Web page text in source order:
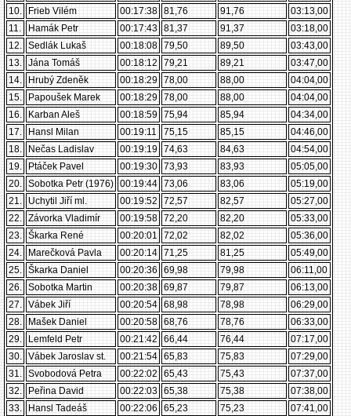
10.
Frieb Vilém 00:17:38 81,76 91,76
03:13,00
11.
Hamák Petr 00:17:43 81,37 91,37
03:18,00
12. Sedlák Lukaš 00:18:08 79,50 89,50
03:43,00
13. Jána Tomáš 00:18:12 79,21 89,21
03:47,00
14.
Hrubý Zdeněk 00:18:29 78,00 88,00
04:04,00
15.
Papoušek Marek 00:18:29 78,00 88,00
04:04,00
16.
Karban Aleš 00:18:59 75,94 85,94
04:34,00
17.
Hansl Milan 00:19:11 75,15 85,15
04:46,00
18.
Nečas Ladislav 00:19:19 74,63 84,63
04:54,00
19.
Ptáček Pavel 00:19:30 73,93 83,93
05:05,00
20. Sobotka Petr (1976) 00:19:44 73,06 83,06
05:19,00
21. Uchytil Jiří ml. 00:19:52 72,57 82,57
05:27,00
22. Závorka Vladimír 00:19:58 72,20 82,20
05:33,00
23. Škarka René 00:20:01 72,02 82,02
05:36,00
24.
Marečková Pavla 00:20:14 71,25 81,25
05:49,00
25. Škarka Daniel 00:20:36 69,98 79,98
06:11,00
26. Sobotka Martin 00:20:38 69,87 79,87
06:13,00
27. Vábek Jiří 00:20:54 68,98 78,98
06:29,00
28.
Mašek Daniel 00:20:58 68,76 78,76
06:33,00
29.
Lemfeld Petr 00:21:42 66,44 76,44
07:17,00
30. Vábek Jaroslav st. 00:21:54 65,83 75,83
07:29,00
31. Svobodová Petra 00:22:02 65,43 75,43
07:37,00
32.
Peřina David 00:22:03 65,38 75,38
07:38,00
33.
Hansl Tadeáš 00:22:06 65,23 75,23
07:41,00